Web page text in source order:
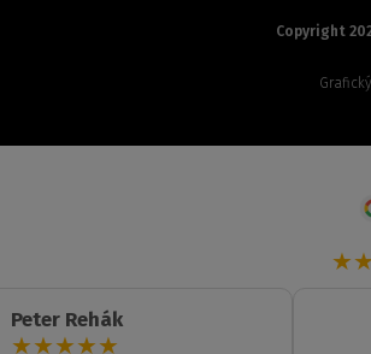
Copyright
★★
Peter Rehák
★★★★★